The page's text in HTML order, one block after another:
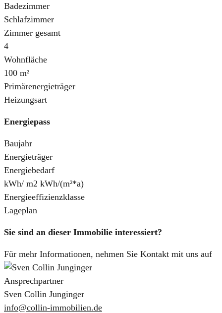
Badezimmer
Schlafzimmer
Zimmer gesamt
4
Wohnfläche
100 m²
Primärenergieträger
Heizungsart
Energiepass
Baujahr
Energieträger
Energiebedarf
kWh/ m2 kWh/(m²*a)
Energieeffizienzklasse
Lageplan
Sie sind an dieser Immobilie interessiert?
Für mehr Informationen, nehmen Sie Kontakt mit uns auf
Ansprechpartner
Sven Collin Junginger
info@collin-immobilien.de